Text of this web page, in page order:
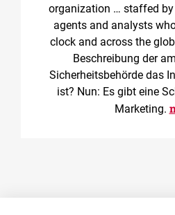
organization … staffed
agents and analysts
clock and across the
Beschreibung der
Sicherheitsbehörde das
ist? Nun: Es gibt eine
Marketing.